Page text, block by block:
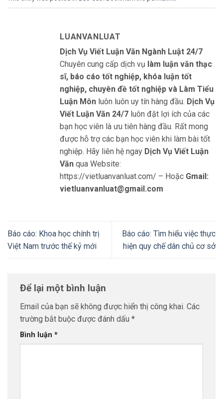
LUANVANLUAT
Dịch Vụ Viết Luận Văn Ngành Luật 24/7
Chuyên cung cấp dịch vụ làm luận văn thạc
sĩ, báo cáo tốt nghiệp, khóa luận tốt
nghiệp, chuyên đề tốt nghiệp và Làm Tiểu
Luận Môn luôn luôn uy tín hàng đầu. Dịch Vụ
Viết Luận Văn 24/7 luôn đặt lợi ích của các
bạn học viên là ưu tiên hàng đầu. Rất mong
được hỗ trợ các bạn học viên khi làm bài tốt
nghiệp. Hãy liên hệ ngay Dịch Vụ Viết Luận
Văn qua Website:
https://vietluanvanluat.com/ – Hoặc Gmail:
vietluanvanluat@gmail.com
Báo cáo: Khoa học chính trị
Việt Nam trước thế kỷ mới
Báo cáo: Tìm hiểu việc thực
hiện quy chế dân chủ cơ sở
Để lại một bình luận
Email của bạn sẽ không được hiển thị công khai. Các
trường bắt buộc được đánh dấu *
Bình luận *